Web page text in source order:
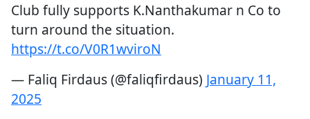
Club fully supports K.Nanthakumar n Co to
turn around the situation.
https://t.co/V0R1wviroN
— Faliq Firdaus (@faliqfirdaus) January 11,
2025